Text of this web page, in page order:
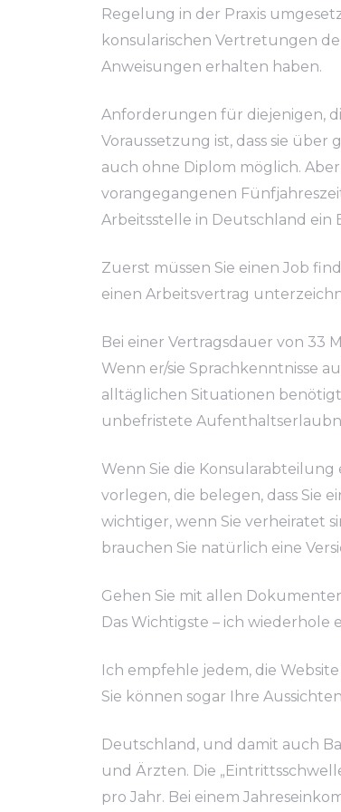
Regelung in der Praxis
konsularischen Vertretungen
Anweisungen erhalten haben.
Anforderungen für diejenigen,
Voraussetzung ist, dass sie
auch ohne Diplom möglich.
vorangegangenen
Arbeitsstelle in Deutschland
Zuerst müssen Sie einen Job
einen Arbeitsvertrag
Bei einer Vertragsdauer von
Wenn er/sie Sprachkenntnisse
alltäglichen Situationen
unbefristete
Wenn Sie die
vorlegen, die belegen, dass Sie
wichtiger, wenn Sie verheiratet
brauchen Sie natürlich eine
Gehen Sie mit allen
Das Wichtigste – ich wiederhole
Ich empfehle jedem, die Website
Sie können sogar Ihre
Deutschland, und damit auch
und Ärzten. Die
pro Jahr. Bei einem